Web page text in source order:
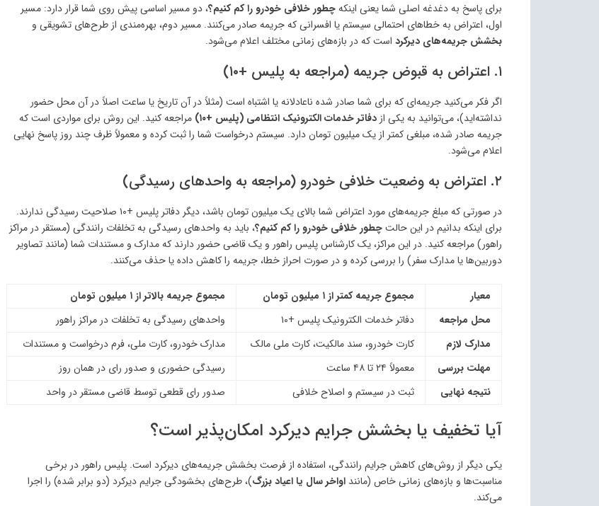
برای پاسخ به دغدغه اصلی شما یعنی اینکهچطور خلافی خودرو را کم کنیم؟، دو مسیر اساسی پیش روی شما قرار دارد: مسیر
اول، اعتراض به خطاهای احتمالی سیستم یا افسرانی که جریمه صادر می‌کنند. مسیر دوم، بهره‌مندی از طرح‌های تشویقی و
بخشش جریمه‌های دیرکرد است که در بازه‌های زمانی مختلف اعلام می‌شود.
۱. اعتراض به قبوض جریمه (مراجعه به پلیس +۱۰)
اگر فکر می‌کنید جریمه‌ای که برای شما صادر شده ناعادلانه یا اشتباه است (مثلاً در آن تاریخ یا ساعت اصلاً در آن محل حضور
نداشته‌اید)، می‌توانید به یکی از دفاتر خدمات الکترونیک انتظامی (پلیس +۱۰)
مراجعه کنید. این روش برای مواردی است که
جریمه صادر شده، مبلغی کمتر از یک میلیون تومان دارد. سیستم درخواست شما را ثبت کرده و معمولاً ظرف چند روز پاسخ نهایی
اعلام می‌شود.
۲. اعتراض به وضعیت خلافی خودرو (مراجعه به واحدهای رسیدگی)
در صورتی که مبلغ جریمه‌های مورد اعتراض شما بالای یک میلیون تومان باشد، دیگر دفاتر پلیس +۱۰ صلاحیت رسیدگی ندارند.
برای اینکه بدانیم در این حالتچطور خلافی خودرو را کم کنیم؟، باید به واحدهای رسیدگی به تخلفات رانندگی (مستقر در مراکز
راهور) مراجعه کنید. در این مراکز، یک کارشناس پلیس راهور و یک قاضی حضور دارند که مدارک و مستندات شما (مانند تصاویر
دوربین‌ها یا مدارک سفر) را بررسی کرده و در صورت احراز خطا، جریمه را کاهش داده یا حذف می‌کنند.
معیار مجموع جریمه کمتر از ۱ میلیون تومان
مجموع جریمه بالاتر از ۱ میلیون تومان
محل مراجعه
دفاتر خدمات الکترونیک پلیس +۱۰
واحدهای رسیدگی به تخلفات در مراکز راهور
مدارک لازم
کارت خودرو، سند مالکیت، کارت ملی مالک
مدارک خودرو، کارت ملی، فرم درخواست و مستندات
مهلت بررسی
معمولاً ۲۴ تا ۴۸ ساعت
رسیدگی حضوری و صدور رای در همان روز
نتیجه نهایی
ثبت در سیستم و اصلاح خلافی صدور رای قطعی توسط قاضی مستقر در واحد
آیا تخفیف یا بخشش جرایم دیرکرد امکان‌پذیر است؟
یکی دیگر از روش‌های کاهش جرایم رانندگی، استفاده از فرصت بخشش جریمه‌های دیرکرد است. پلیس راهور در برخی
مناسبت‌ها و بازه‌های زمانی خاص (مانند اواخر سال یا اعیاد بزرگ)، طرح‌های بخشودگی جرایم دیرکرد (دو برابر شده) را اجرا
می‌کند.